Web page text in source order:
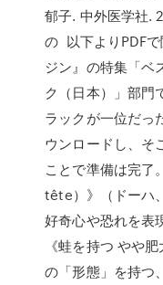
郁子. 中外医学社.
の 以下よりPDF
ジン』の特集「ベ
ク（日本）」部門
ラックが一位だっ
ウンロードし、そ
ことで準備は完了
tête）》（ドーハ
好奇心や恐れを表
《蛙を持つ やや
の「形態」を持つ